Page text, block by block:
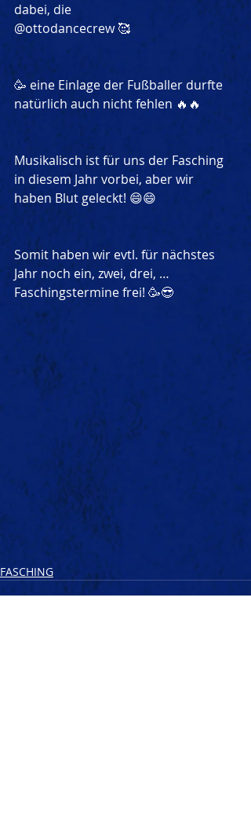
dabei, die
@ottodancecrew 🥰
🥳 eine Einlage der Fußballer durfte
natürlich auch nicht fehlen 🔥🔥
Musikalisch ist für uns der Fasching
in diesem Jahr vorbei, aber wir
haben Blut geleckt! 😄😄
Somit haben wir evtl. für nächstes
Jahr noch ein, zwei, drei, …
Faschingstermine frei! 🥳😎
FASCHING